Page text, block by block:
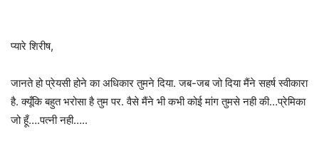
प्यारे शिरीष,
जानते हो प्रेयसी होने का अधिकार तुमने दिया. जब-जब जो दिया मैंने सहर्ष स्वीकारा
है. क्यूँकि बहुत भरोसा है तुम पर. वैसे मैंने भी कभी कोई मांग तुमसे नही की…प्रेमिका
जो हूँ….पत्नी नही…..